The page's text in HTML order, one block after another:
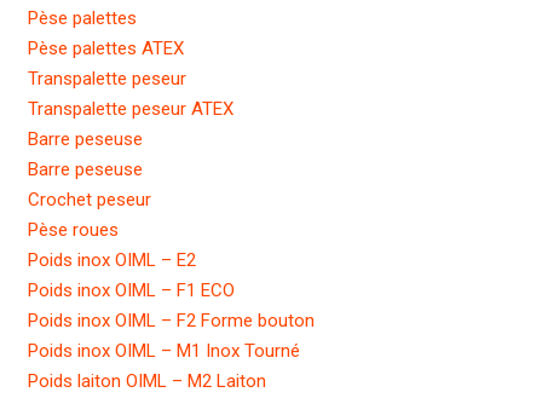
Pèse palettes
Pèse palettes ATEX
Transpalette peseur
Transpalette peseur ATEX
Barre peseuse
Barre peseuse
Crochet peseur
Pèse roues
Poids inox OIML – E2
Poids inox OIML – F1 ECO
Poids inox OIML – F2 Forme bouton
Poids inox OIML – M1 Inox Tourné
Poids laiton OIML – M2 Laiton